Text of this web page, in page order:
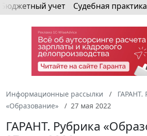
Бюджетный учет Судебная практика
Информационные рассылки
ГАРАНТ.
«Образование»
27 мая 2022
ГАРАНТ. Рубрика